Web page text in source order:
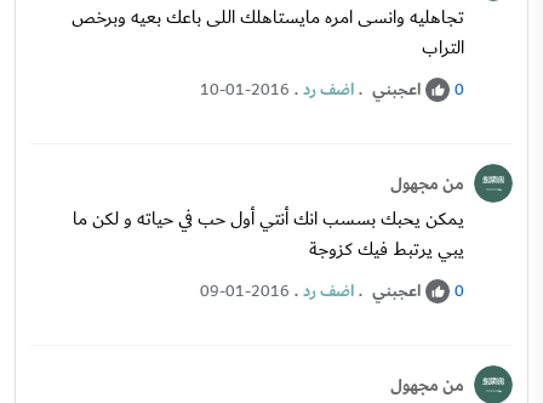
تجاهليه وانسى امره مايستاهلك اللى باعك بعيه وبرخص
التراب
0 اعجبني .اضف رد.
10-01-2016
من مجهول
يمكن يحبك بسسب انك أنتي أول حب في حياته و لكن ما
يبي يرتبط فيك كزوجة
0 اعجبني .اضف رد.
09-01-2016
من مجهول